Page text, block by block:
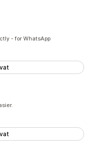
- for WhatsApp